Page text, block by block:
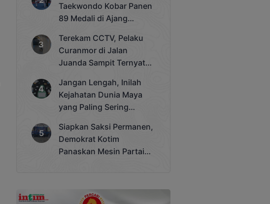
Taekwondo Kobar Panen
89 Medali di Ajang
Cup 2025
Terekam CCTV, Pelaku
Curanmor di Jalan
Juanda Sampit Ternyata
Jangan Lengah, Inilah
Kejahatan Dunia Maya
yang Paling Sering
Siapkan Saksi Permanen,
Demokrat Kotim
Panaskan Mesin Partai